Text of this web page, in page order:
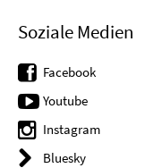
Soziale Medien
Facebook
Youtube
Instagram
Bluesky